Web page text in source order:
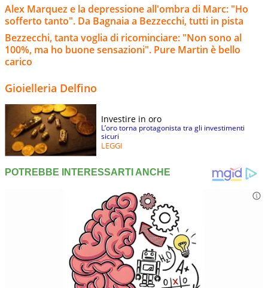
Alex Marquez e la depressione all'ombra di Marc: "Ho
sofferto tanto". Da Bagnaia a Bezzecchi, tutti in pista
Bezzecchi, tanta voglia di ricominciare: "Non sono al
100%, ma ho buone sensazioni". Pure Martin è bello
carico
Gioielleria Delfino
Investire in oro
L’oro torna protagonista tra gli investimenti
sicuri
LEGGI